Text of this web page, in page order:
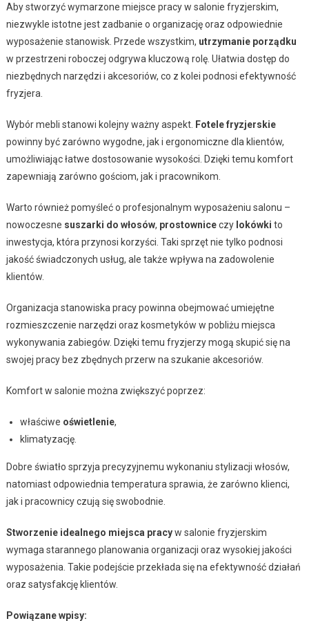
Aby stworzyć wymarzone miejsce pracy w salonie fryzjerskim,
niezwykle istotne jest zadbanie o organizację oraz odpowiednie
wyposażenie stanowisk. Przede wszystkim, utrzymanie porządku
w przestrzeni roboczej odgrywa kluczową rolę. Ułatwia dostęp do
niezbędnych narzędzi i akcesoriów, co z kolei podnosi efektywność
fryzjera.
Wybór mebli stanowi kolejny ważny aspekt. Fotele fryzjerskie
powinny być zarówno wygodne, jak i ergonomiczne dla klientów,
umożliwiając łatwe dostosowanie wysokości. Dzięki temu komfort
zapewniają zarówno gościom, jak i pracownikom.
Warto również pomyśleć o profesjonalnym wyposażeniu salonu –
nowoczesne suszarki do włosów, prostowniceczy lokówki to
inwestycja, która przynosi korzyści. Taki sprzęt nie tylko podnosi
jakość świadczonych usług, ale także wpływa na zadowolenie
klientów.
Organizacja stanowiska pracy powinna obejmować umiejętne
rozmieszczenie narzędzi oraz kosmetyków w pobliżu miejsca
wykonywania zabiegów. Dzięki temu fryzjerzy mogą skupić się na
swojej pracy bez zbędnych przerw na szukanie akcesoriów.
Komfort w salonie można zwiększyć poprzez:
właściwe oświetlenie,
klimatyzację.
Dobre światło sprzyja precyzyjnemu wykonaniu stylizacji włosów,
natomiast odpowiednia temperatura sprawia, że zarówno klienci,
jak i pracownicy czują się swobodnie.
Stworzenie idealnego miejsca pracyw salonie fryzjerskim
wymaga starannego planowania organizacji oraz wysokiej jakości
wyposażenia. Takie podejście przekłada się na efektywność działań
oraz satysfakcję klientów.
Powiązane wpisy: